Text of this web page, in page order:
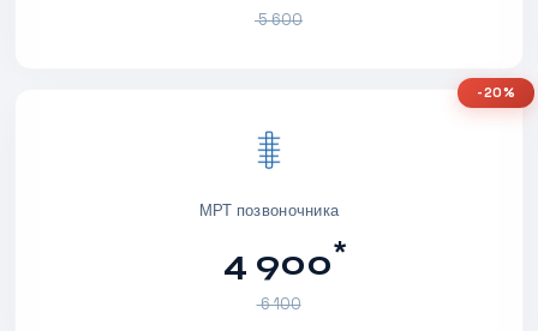
5 600
МРТ позвоночника
4 900*
6 100
-20%